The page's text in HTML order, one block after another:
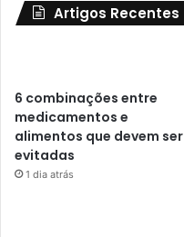
Artigos Recentes
6 combinações entre
medicamentos e
alimentos que devem ser
evitadas
1 dia atrás